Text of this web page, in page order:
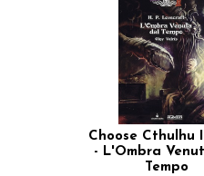
Choose Cthulhu
- L'Ombra
Tempo